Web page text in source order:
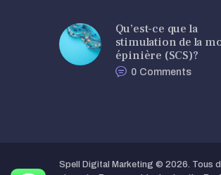
Qu’est-ce que la
stimulation de la
épinière (SCS)?
0 Comments
Spell Digital Marketing © 2026. Tous